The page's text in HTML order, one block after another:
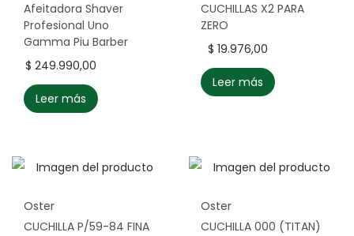
Afeitadora Shaver
Profesional Uno
Gamma Piu Barber
$ 249.990,00
Leer más
CUCHILLAS X2 PARA
ZERO
$ 19.976,00
Leer más
Oster
CUCHILLA P/59-84 FINA
Oster
CUCHILLA 000 (TITAN)